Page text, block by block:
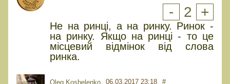
- 2 +
Не на ринці, а на ринку. Ринок -
на ринку. Якщо на ринці - то це
місцевий відмінок від слова
ринка.
Oleg Koshelenko 06.03.2017 23:18 #